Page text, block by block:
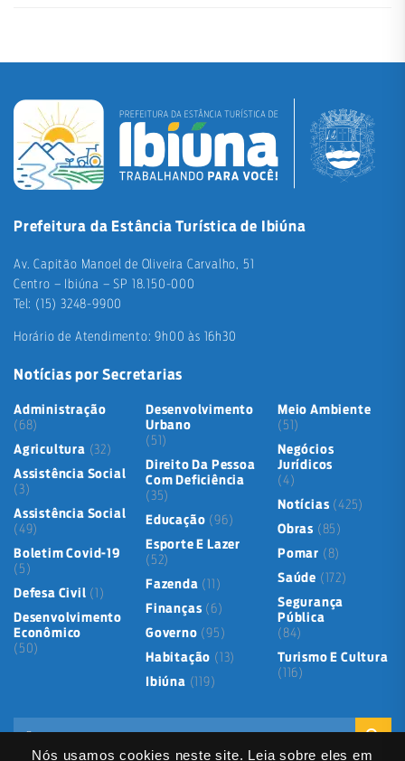
Nós usamos cookies neste site. Leia sobre eles em
Prefeitura da Estância Turística de Ibiúna
Av. Capitão Manoel de Oliveira Carvalho, 51
Centro – Ibiúna – SP 18.150-000
Tel: (15) 3248-9900
Horário de Atendimento: 9h00 às 16h30
Notícias por Secretarias
Administração
(68)
Agricultura (32)
Assistência Social
(3)
Assistência Social
(49)
Boletim Covid-19
(5)
Defesa Civil (1)
Desenvolvimento
Econômico
(50)
Desenvolvimento
Urbano
(51)
Direito Da Pessoa
Com Deficiência
(35)
Educação (96)
Esporte E Lazer
(52)
Fazenda (11)
Finanças (6)
Governo (95)
Habitação (13)
Ibiúna (119)
Meio Ambiente
(51)
Negócios
Jurídicos
(4)
Notícias (425)
Obras (85)
Pomar (8)
Saúde (172)
Segurança
Pública
(84)
Turismo E Cultura
(116)